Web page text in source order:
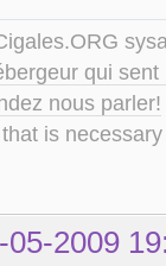
qui
nous parler!
is
05-2009